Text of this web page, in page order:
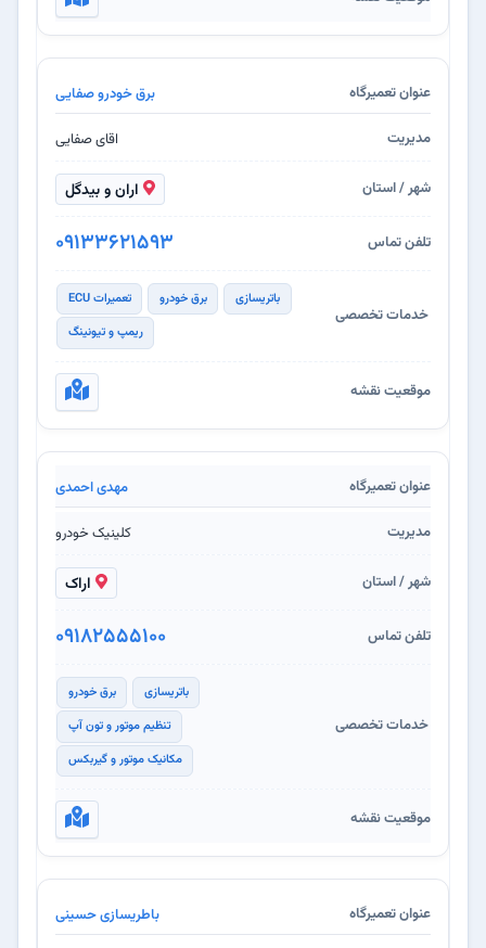
برق خودرو صفایی
اقای صفایی
اران و بیدگل
09133621593
باتریسازی برق خودرو
تعمیرات ECU
ریمپ و تیونینگ
مهدی احمدی
کلینیک خودرو
اراک
۰۹۱۸۲۵۵۵۱۰۰
باتریسازی
برق خودرو
تنظیم موتور و تون آپ
مکانیک موتور و گیربکس
باطریسازی حسینی